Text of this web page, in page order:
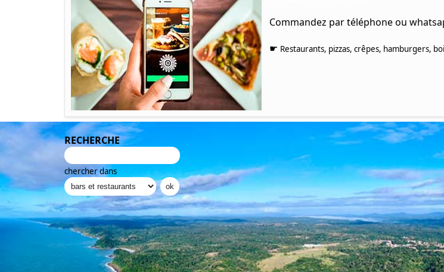
Commandez par téléphone ou
☛ Restaurants, pizzas, crêpes, hamburgers,
RECHERCHE
chercher dans